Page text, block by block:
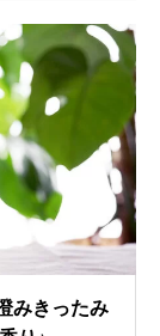
みきったみ